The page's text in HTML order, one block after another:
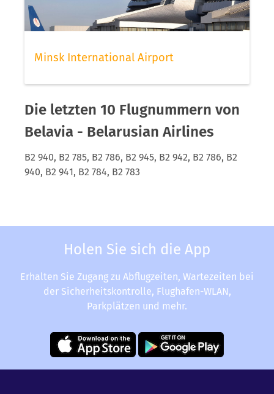
Minsk International Airport
Die letzten 10 Flugnummern von
Belavia - Belarusian Airlines
B2 940, B2 785, B2 786, B2 945, B2 942, B2 786, B2
940, B2 941, B2 784, B2 783
Holen Sie sich die App
Erhalten Sie Zugang zu Abflugzeiten, Wartezeiten bei
der Sicherheitskontrolle, Flughafen-WLAN,
Parkplätzen und mehr.